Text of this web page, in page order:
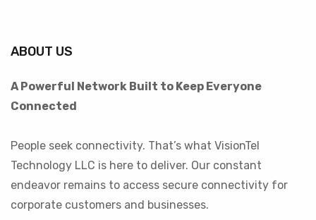
ABOUT US
A Powerful Network Built to Keep Everyone
Connected
People seek connectivity. That’s what VisionTel
Technology LLC is here to deliver. Our constant
endeavor remains to access secure connectivity for
corporate customers and businesses.